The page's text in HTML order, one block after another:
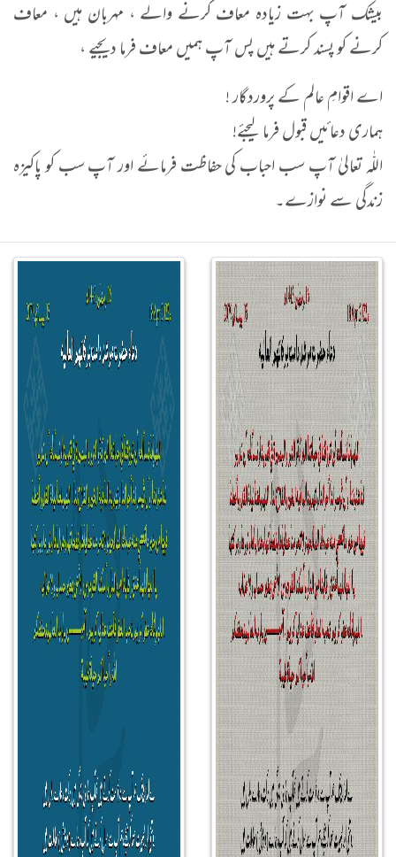
بیشک آپ بہت زیادہ معاف کرنے والے ، مہربان ہیں ، معاف
کرنے کو پسند کرتے ہیں پس آپ ہمیں معاف فرما دیجیے ،
اے اقوامِ عالم کے پروردگار !
ہماری دعائیں قبول فرما لیجئے!
اللّٰہ تعالیٰ آپ سب احباب کی حفاظت فرمائے اور آپ سب کو پاکیزہ
زندگی سے نوازے۔